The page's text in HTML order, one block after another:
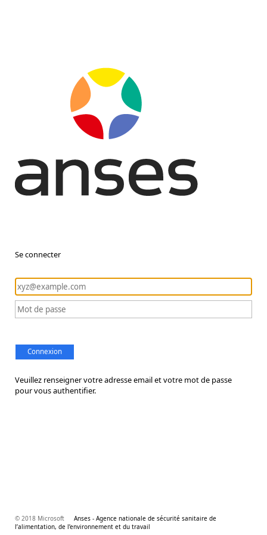
Se connecter
Connexion
Veuillez renseigner votre adresse email et votre mot de passe
pour vous authentifier.
© 2018 Microsoft
Anses - Agence nationale de sécurité sanitaire de
l’alimentation, de l’environnement et du travail